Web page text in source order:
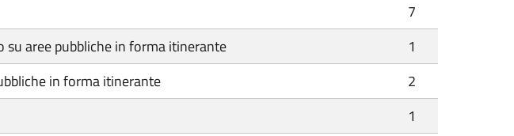
7
aree pubbliche in forma itinerante
1
in forma itinerante
2
1